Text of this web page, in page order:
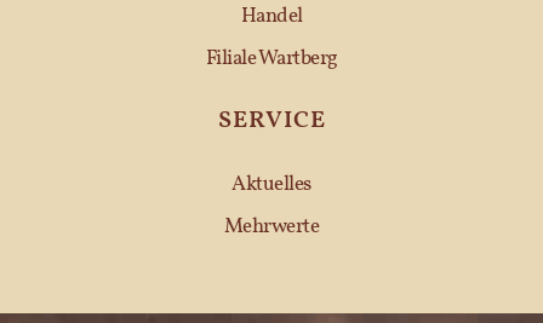
Handel
Filiale Wartberg
SERVICE
Aktuelles
Mehrwerte